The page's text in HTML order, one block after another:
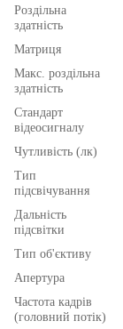
Роздільна
здатність
Матриця
Макс. роздільна
здатність
Стандарт
відеосигналу
Чутливість (лк)
Тип
підсвічування
Дальність
підсвітки
Тип об'єктиву
Апертура
Частота кадрів
(головний потік)